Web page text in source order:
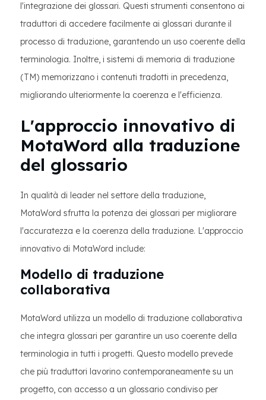
l'integrazione dei glossari. Questi strumenti consentono ai
traduttori di accedere facilmente ai glossari durante il
processo di traduzione, garantendo un uso coerente della
terminologia. Inoltre, i sistemi di memoria di traduzione
(TM) memorizzano i contenuti tradotti in precedenza,
migliorando ulteriormente la coerenza e l'efficienza.
L'approccio innovativo di
MotaWord alla traduzione
del glossario
In qualità di leader nel settore della traduzione,
MotaWord sfrutta la potenza dei glossari per migliorare
l'accuratezza e la coerenza della traduzione. L'approccio
innovativo di MotaWord include:
Modello di traduzione
collaborativa
MotaWord utilizza un modello di traduzione collaborativa
che integra glossari per garantire un uso coerente della
terminologia in tutti i progetti. Questo modello prevede
che più traduttori lavorino contemporaneamente su un
progetto, con accesso a un glossario condiviso per